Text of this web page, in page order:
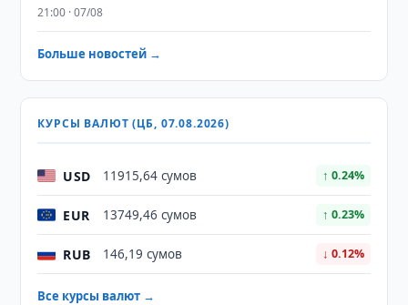
21:00 · 07/08
Больше новостей →
КУРСЫ ВАЛЮТ (ЦБ, 07.08.2026)
USD 11915,64 сумов ↑ 0.24%
EUR 13749,46 сумов ↑ 0.23%
RUB 146,19 сумов ↓ 0.12%
Все курсы валют →